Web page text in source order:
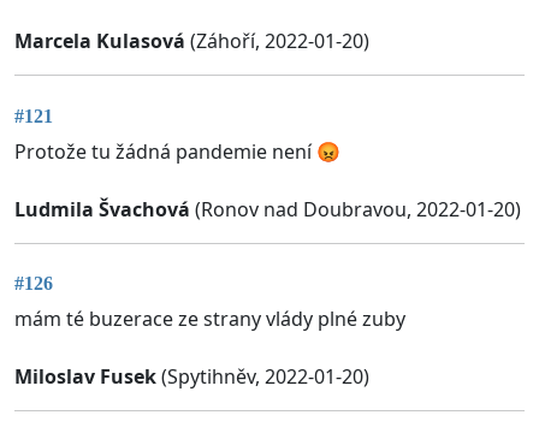
Marcela Kulasová (Záhoří, 2022-01-20)
#121
Protože tu žádná pandemie není 😡
Ludmila Švachová (Ronov nad Doubravou, 2022-01-20)
#126
mám té buzerace ze strany vlády plné zuby
Miloslav Fusek(Spytihněv, 2022-01-20)